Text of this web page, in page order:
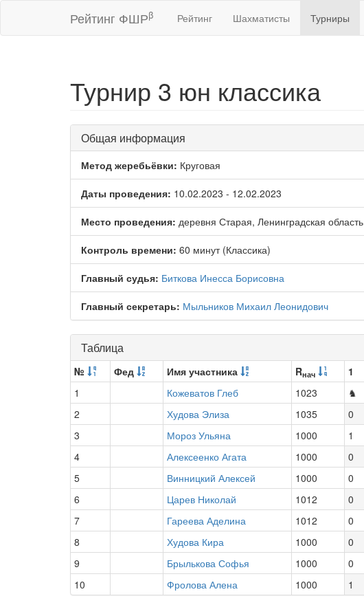
Рейтинг ФШРβ Рейтинг Шахматисты Турниры
Турнир 3 юн классика
Общая информация
Метод жеребьёвки: Круговая
Даты проведения: 10.02.2023 - 12.02.2023
Место проведения: деревня Старая, Ленинградская область
Контроль времени: 60 минут (Классика)
Главный судья: Биткова Инесса Борисовна
Главный секретарь: Мыльников Михаил Леонидович
Таблица
№ Фед Имя участника Rнач 1
1
Кожеватов Глеб 1023 ♞
2
Худова Элиза 1035 0
3
Мороз Ульяна 1000 1
4
Алексеенко Агата 1000 0
5
Винницкий Алексей 1000 0
6
Царев Николай 1012 0
7
Гареева Аделина 1012 0
8
Худова Кира 1000 0
9
Брылькова Софья 1000 0
10
Фролова Алена 1000 1